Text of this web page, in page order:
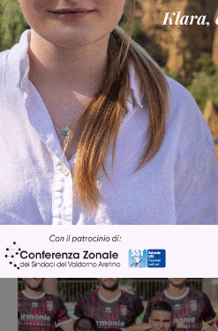
Il Montevarchi affronta
in amichevole l’Ancona
Calcio 8 Agosto 2026
Ultime Calcio